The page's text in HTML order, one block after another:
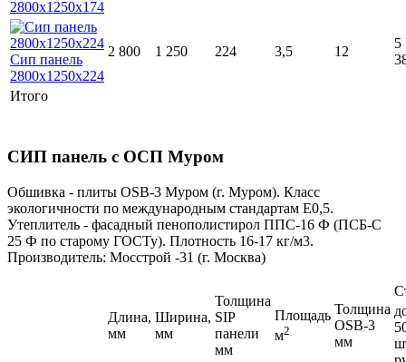
2 800 1 250 224 3,5 12
5
Итого
СИП панель с ОСП Муром
Обшивка - плиты ОSB-3 Муром (г. Муром). Класс
экологичности по международным стандартам Е0,5.
Утеплитель - фасадный пенополистирол ППС-16 Ф (ПСБ-С
25 Ф по старому ГОСТу). Плотность 16-17 кг/м3.
Производитель: Мосстрой -31 (г. Москва)
Длина,
мм
Ширина,
мм
Толщина
SIP
панели
мм
Площадь
м2
Толщина
OSB-3
мм